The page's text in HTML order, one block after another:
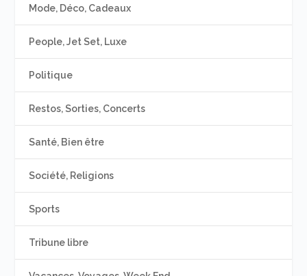
Mode, Déco, Cadeaux
People, Jet Set, Luxe
Politique
Restos, Sorties, Concerts
Santé, Bien être
Société, Religions
Sports
Tribune libre